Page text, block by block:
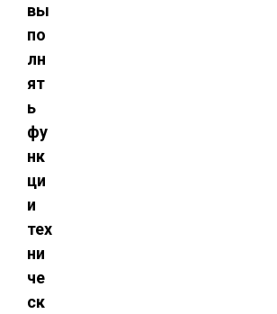
вы
по
лн
ят
ь
фу
нк
ци
и
тех
ни
че
ск